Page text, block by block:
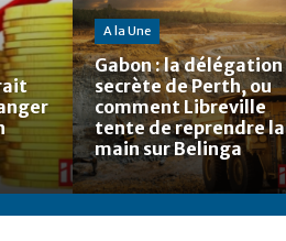
A la Une
Gabon : la délégation
secrète de Perth, ou
comment Libreville
tente de reprendre la
main sur Belinga